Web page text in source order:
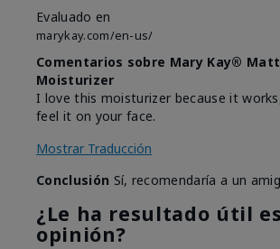
Evaluado en
marykay.com/en-us/
Comentarios sobre Mary Kay®
Moisturizer
I love this moisturizer because it
feel it on your face.
Mostrar Traducción
Conclusión Sí, recomendaría a un
¿Le ha resultado útil
opinión?